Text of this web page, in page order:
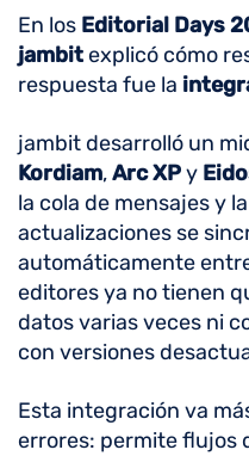
En los Editorial Days
jambitexplicó cómo
respuesta fue la
jambit desarrolló un
Kordiam,Arc XPy
la cola de mensajes y la
actualizaciones se
automáticamente
editores ya no tienen
datos varias veces ni
con versiones
Esta integración va
errores: permite flujos